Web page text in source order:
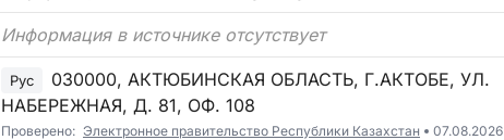
Информация в источнике отсутствует
Рус
030000, АКТЮБИНСКАЯ ОБЛАСТЬ, Г.АКТОБЕ, УЛ.
НАБЕРЕЖНАЯ, Д. 81, ОФ. 108
Проверено: Электронное правительство Республики Казахстан 07.08.2026